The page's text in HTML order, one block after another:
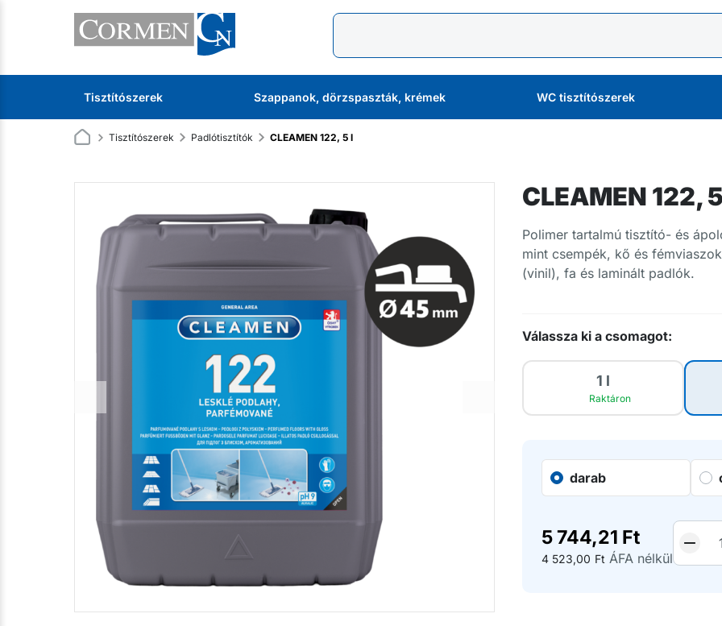
Tisztítószerek Szappanok, dörzspaszták, krémek WC tisztítószerek
Tisztítószerek Padlótisztítók CLEAMEN 122, 5 l
CLEAMEN 122,
Polimer tartalmú tisztító- és
mint csempék, kő és
(vinil), fa és laminált padlók.
Válassza ki a csomagot:
1 l
Raktáron
darab
5 744,21 Ft
4 523,00 Ft ÁFA nélkül